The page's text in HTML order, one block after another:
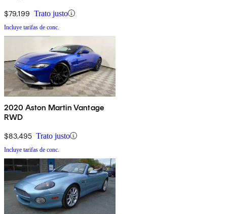
$79,199 Trato justo
Incluye tarifas de conc.
2020 Aston Martin Vantage
RWD
$83,495 Trato justo
Incluye tarifas de conc.